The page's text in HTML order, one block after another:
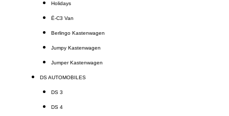
Holidays
Ë-C3 Van
Berlingo Kastenwagen
Jumpy Kastenwagen
Jumper Kastenwagen
DS AUTOMOBILES
DS 3
DS 4